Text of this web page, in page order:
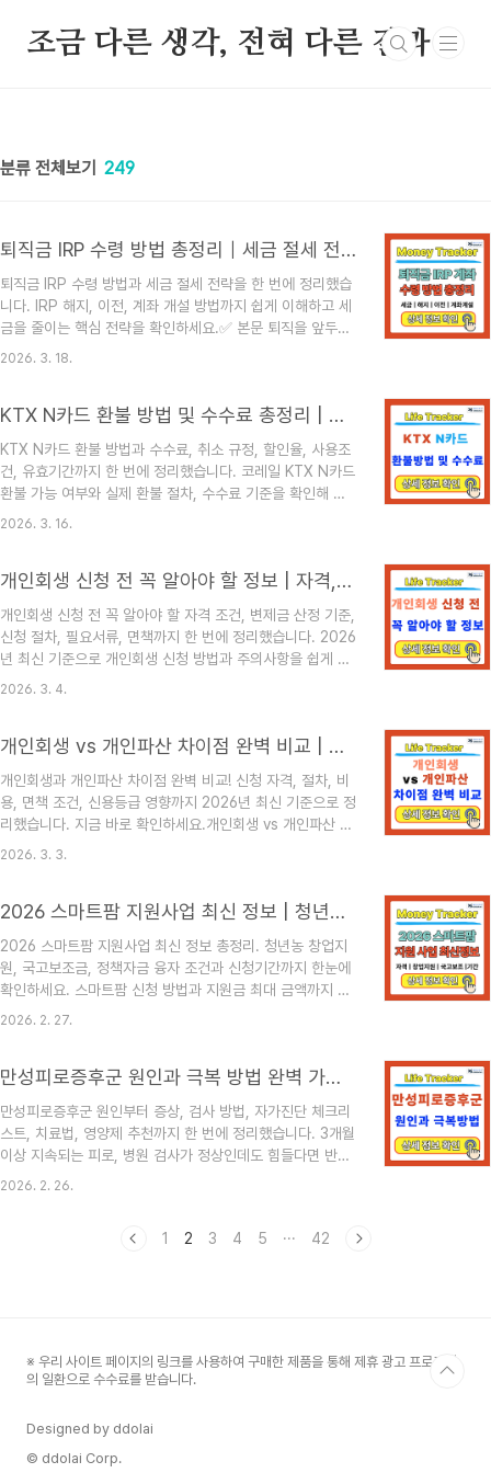
조금 다른 생각, 전혀 다른 결과
분류 전체보기 249
퇴직금 IRP 수령 방법 총정리｜세금 절세 전략, 해지·이전·계좌개설까지 완벽 가이드
퇴직금 IRP 수령 방법과 세금 절세 전략을 한 번에 정리했습
니다. IRP 해지, 이전, 계좌 개설 방법까지 쉽게 이해하고 세
금을 줄이는 핵심 전략을 확인하세요.✅ 본문 퇴직을 앞두고
있거나 이미 퇴직금을 받은 분들이라면 반드시 알아야 할 것
에, 예전처럼 바로 현금으로 받는 것이 아니라 어떤 방식으로
세금과 직결되는 금융상품이기 때문에, 선택에 따라 수십만
원에서 많게는 수백만 원까지 차이가 발생할 수 있습니다.이
글에서는 퇴직금 IRP 수령 방법, 세금 구조, 절세 전략, 해지
및 이전 방법, 계좌 개설까지 실제로 도움이 되..
2026. 3. 18.
KTX N카드 환불 방법 및 수수료 총정리 | 취소, 사용조건, 할인율, 유효기간, 환불규정
KTX N카드 환불 방법과 수수료, 취소 규정, 할인율, 사용조
건, 유효기간까지 한 번에 정리했습니다. 코레일 KTX N카드
환불 가능 여부와 실제 환불 절차, 수수료 기준을 확인해 불
필요한 손해를 줄이세요.KTX N카드란?KTX N카드는 코레
상품입니다.출장이나 장거리 이동이 잦은 사람들에게 특히
다.다만 일반 승차권과 달리 사용 조건과 환불 규정이 별도로
존재하기 때문에 구매 전에 반드시 확인하는 것이 중요합니
다.KTX N카드는 보통 다음과 같은 특징을 가지고 있습니
다.KTX 승차권 할인 구매 가능정해진 기간 동안 사용 가능
2026. 3. 16.
개인회생 신청 전 꼭 알아야 할 정보 | 자격, 변제금, 신청절차, 필요서류, 면책 총정리
개인회생 신청 전 꼭 알아야 할 자격 조건, 변제금 산정 기준,
신청 절차, 필요서류, 면책까지 한 번에 정리했습니다. 2026
년 최신 기준으로 개인회생 신청 방법과 주의사항을 쉽게 안
내합니다.개인회생 신청 전 꼭 알아야 할 정보 | 자격, 변제
습니다. 특히 카드론, 대출, 사업 실패 등으로 채무가 감당하
이 중요합니다.이 글에서는 개인회생 자격 조건, 변제금 계산
방법, 신청 절차, 필요 서류, 면책 요건까지 한 번에 정리해
드립니다.1. 개인회생이란?개인회생 제도는 일정한 소득이
있는 채무자가 법원의 인가를 받아 3~5년간 일정 금액..
2026. 3. 4.
개인회생 vs 개인파산 차이점 완벽 비교 | 신청 자격, 절차, 비용, 면책, 신용등급 총정리
개인회생과 개인파산 차이점 완벽 비교! 신청 자격, 절차, 비
용, 면책 조건, 신용등급 영향까지 2026년 최신 기준으로 정
리했습니다. 지금 바로 확인하세요.개인회생 vs 개인파산 차
이점 완벽 비교 빚이 감당되지 않는 상황에서 가장 많이 고민
신청 자격·변제 방식·신용등급 영향에서 큰 차이가 있습니다.
생이란?개인회생은 일정 소득이 있는 채무자가 법원에 신청
해 3~5년간 일부 금액을 갚으면 나머지 채무를 탕감받는 제
도입니다.✔ 신청 자격급여·사업소득 등 지속적인 소득이 있
는 사람무담보 채무 10억 원 이하담보 채무 15억 원 이하최
2026. 3. 3.
2026 스마트팜 지원사업 최신 정보 | 청년농 창업지원·국고보조·정책자금 융자 신청기간 총정리
2026 스마트팜 지원사업 최신 정보 총정리. 청년농 창업지
원, 국고보조금, 정책자금 융자 조건과 신청기간까지 한눈에
확인하세요. 스마트팜 신청 방법과 지원금 최대 금액까지 자
세히 안내합니다.2026 스마트팜 지원사업, 지금 준비해야
다. 특히 국고보조 + 정책자금 융자 병행 구조로 자부담을 줄
방향은✔ 청년농 유입 확대✔ 스마트온실·스마트축사 고도화
✔ ICT 융합 자동화 설비 지원 강화입니다.스마트팜 지원사
업은 단순 시설 지원이 아니라 창업 패키지 형태로 진행되는
것이 2026년 핵심 변화입니다.스마트팜이란?스마트팜은
2026. 2. 27.
만성피로증후군 원인과 극복 방법 완벽 가이드 | 증상, 치료, 검사, 자가진단, 영양제
만성피로증후군 원인부터 증상, 검사 방법, 자가진단 체크리
스트, 치료법, 영양제 추천까지 한 번에 정리했습니다. 3개월
이상 지속되는 피로, 병원 검사가 정상인데도 힘들다면 반드
시 확인하세요.만성피로증후군이란?만성피로증후군은 충분
징입니다.특히 40~60대에서 “검사는 정상인데 계속 피곤하
이러스 감염 후 면역 균형이 무너지면서 발생하는 경우가 많
습니다.2. 호르몬 불균형..
2026. 2. 26.
1 2 3 4 5 ··· 42
※ 우리 사이트 페이지의 링크를 사용하여 구매한 제품을 통해 제휴 광고 프로그램
의 일환으로 수수료를 받습니다.
Designed by ddolai
© ddolai Corp.